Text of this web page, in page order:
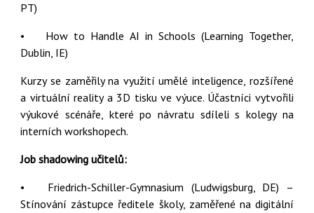
PT)
•
How to Handle AI in Schools (Learning Together,
Dublin, IE)
Kurzy se zaměřily na využití umělé inteligence, rozšířené
a virtuální reality a 3D tisku ve výuce. Účastníci vytvořili
výukové scénáře, které po návratu sdíleli s kolegy na
interních workshopech.
Job shadowing učitelů:
•
Friedrich-Schiller-Gymnasium (Ludwigsburg, DE) –
Stínování zástupce ředitele školy, zaměřené na digitální